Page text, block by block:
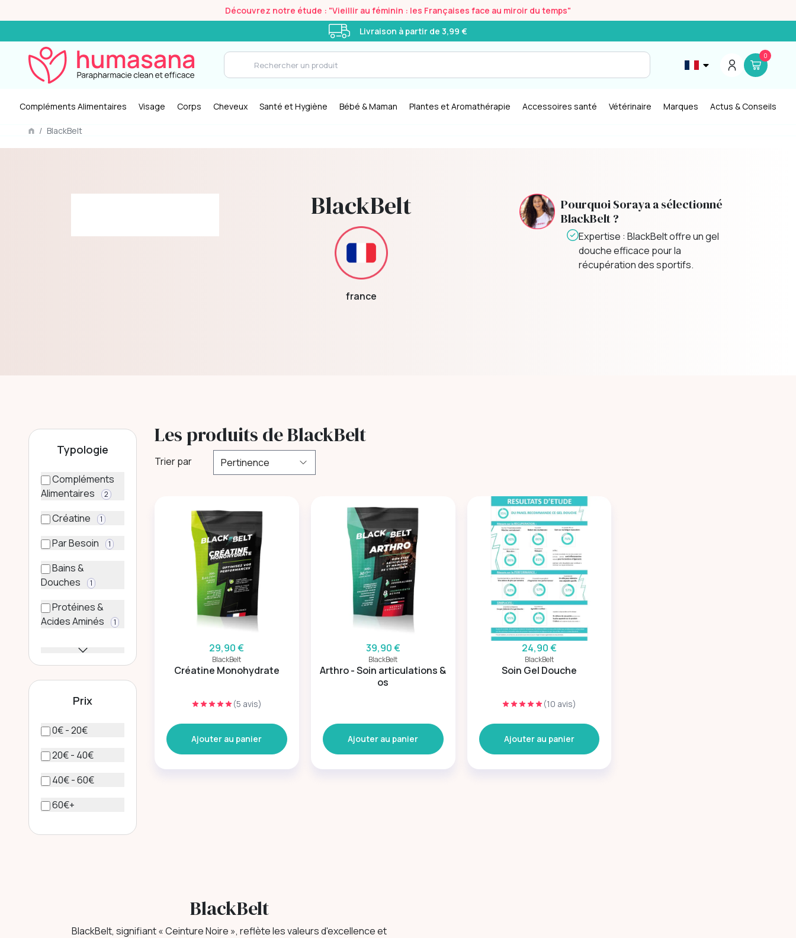
Découvrez notre étude : "Vieillir au féminin : les Françaises face au miroir du temps"
Livraison à partir de 3,99 €
0
Compléments Alimentaires Visage Corps Cheveux Santé et Hygiène Bébé & Maman Plantes et Aromathérapie Accessoires santé Vétérinaire Marques Actus & Conseils
/ BlackBelt
BlackBelt
france
Pourquoi Soraya a sélectionné
BlackBelt ?
: La marque
Expertise : BlackBelt offre un gel
Valeurs Partagées : La marque
promeut l'excellence et l'esprit de
communauté parmi les athlètes.
Expertise : BlackBelt offre un gel
douche efficace pour la
récupération des sportifs.
Typologie
Compléments
Alimentaires
2
Créatine 1
Par Besoin 1
Bains &
Douches
1
Protéines &
Acides Aminés
1
Prix
0€ - 20€
20€ - 40€
40€ - 60€
60€+
Les produits de BlackBelt
Trier par
29,90 €
BlackBelt
Créatine Monohydrate
(5 avis)
Ajouter au panier
39,90 €
BlackBelt
Arthro - Soin articulations &
os
Ajouter au panier
24,90 €
BlackBelt
Soin Gel Douche
(10 avis)
Ajouter au panier
BlackBelt
BlackBelt, signifiant « Ceinture Noire », reflète les valeurs d'excellence et